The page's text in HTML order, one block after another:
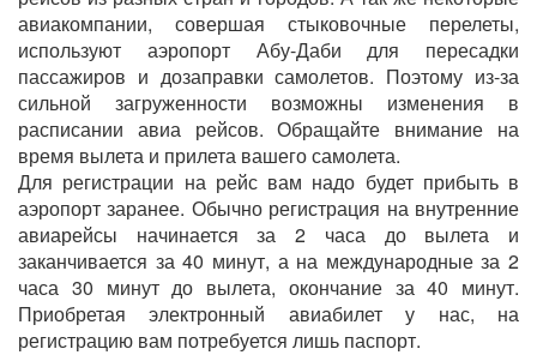
авиакомпании, совершая стыковочные перелеты,
используют аэропорт Абу-Даби для пересадки
пассажиров и дозаправки самолетов. Поэтому из-за
сильной загруженности возможны изменения в
расписании авиа рейсов. Обращайте внимание на
время вылета и прилета вашего самолета.
Для регистрации на рейс вам надо будет прибыть в
аэропорт заранее. Обычно регистрация на внутренние
авиарейсы начинается за 2 часа до вылета и
заканчивается за 40 минут, а на международные за 2
часа 30 минут до вылета, окончание за 40 минут.
Приобретая электронный авиабилет у нас, на
регистрацию вам потребуется лишь паспорт.